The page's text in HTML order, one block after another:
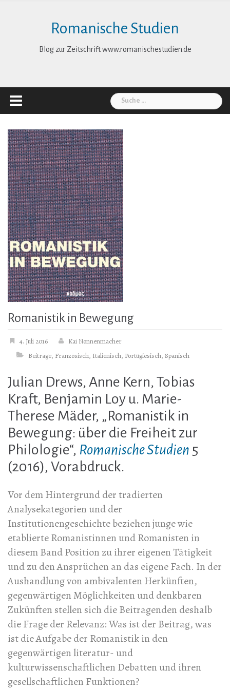
Romanische Studien
Blog zur Zeitschrift www.romanischestudien.de
Suche
nach:
Romanistik in Bewegung
4. Juli 2016
Kai Nonnenmacher
Beiträge, Französisch, Italienisch, Portugiesisch, Spanisch
Julian Drews, Anne Kern, Tobias
Kraft, Benjamin Loy u. Marie-
Therese Mäder, „Romanistik in
Bewegung: über die Freiheit zur
Philologie“, Romanische Studien 5
(2016), Vorabdruck.
Vor dem Hintergrund der tradierten
Analysekategorien und der
Institutionengeschichte beziehen junge wie
etablierte Romanistinnen und Romanisten in
diesem Band Position zu ihrer eigenen Tätigkeit
und zu den Ansprüchen an das eigene Fach. In der
Aushandlung von ambivalenten Herkünften,
gegenwärtigen Möglichkeiten und denkbaren
Zukünften stellen sich die Beitragenden deshalb
die Frage der Relevanz: Was ist der Beitrag, was
ist die Aufgabe der Romanistik in den
gegenwärtigen literatur- und
kulturwissenschaftlichen Debatten und ihren
gesellschaftlichen Funktionen?